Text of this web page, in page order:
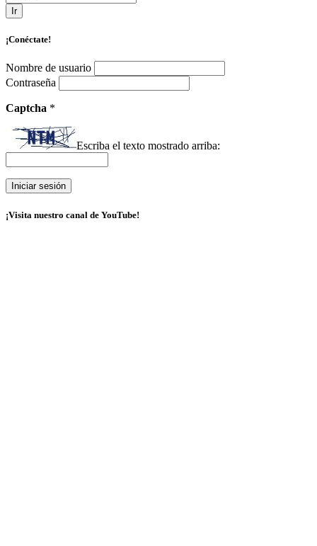
Ir
¡Conéctate!
Nombre de usuario
Contraseña
Captcha *
Escriba el texto mostrado arriba:
¡Visita nuestro canal de YouTube!